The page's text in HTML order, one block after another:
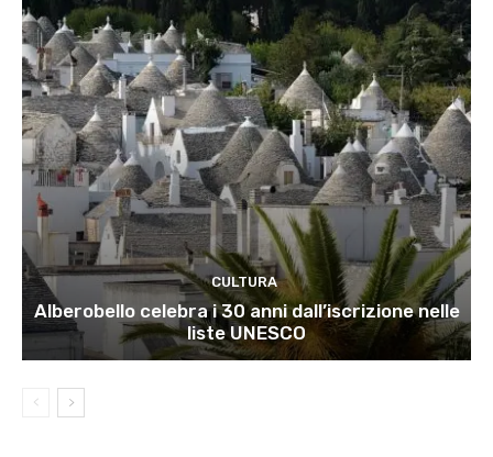
CULTURA
Alberobello celebra i 30 anni dall’iscrizione nelle
liste UNESCO